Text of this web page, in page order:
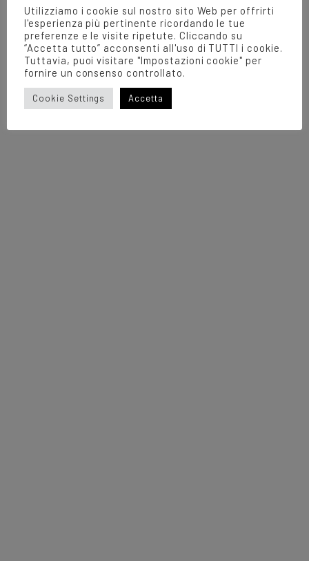
Utilizziamo i cookie sul nostro sito Web per offrirti
l'esperienza più pertinente ricordando le tue
preferenze e le visite ripetute. Cliccando su
“Accetta tutto” acconsenti all'uso di TUTTI i cookie.
Tuttavia, puoi visitare "Impostazioni cookie" per
fornire un consenso controllato.
Cookie Settings Accetta